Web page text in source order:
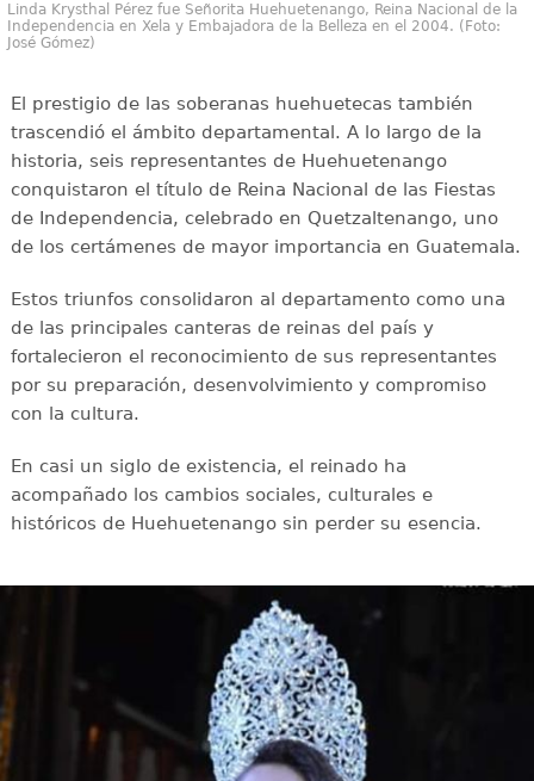
Linda Krysthal Pérez fue Señorita Huehuetenango, Reina Nacional de la
Independencia en Xela y Embajadora de la Belleza en el 2004. (Foto:
José Gómez)
El prestigio de las soberanas huehuetecas también
trascendió el ámbito departamental. A lo largo de la
historia, seis representantes de Huehuetenango
conquistaron el título de Reina Nacional de las Fiestas
de Independencia, celebrado en Quetzaltenango, uno
de los certámenes de mayor importancia en Guatemala.
Estos triunfos consolidaron al departamento como una
de las principales canteras de reinas del país y
fortalecieron el reconocimiento de sus representantes
por su preparación, desenvolvimiento y compromiso
con la cultura.
En casi un siglo de existencia, el reinado ha
acompañado los cambios sociales, culturales e
históricos de Huehuetenango sin perder su esencia.